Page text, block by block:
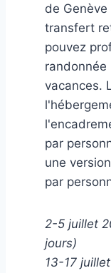
de
transfert
pouvez
vacances.
par
une
par
2-5 juillet
jours)
13-17